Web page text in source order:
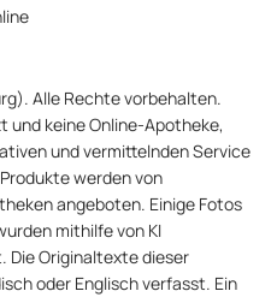
Alle Rechte vorbehalten.
und keine Online-Apotheke,
und vermittelnden Service
werden von
angeboten. Einige Fotos
mithilfe von KI
Die Originaltexte dieser
oder Englisch verfasst. Ein